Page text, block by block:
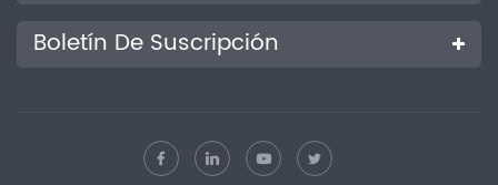
Boletín De Suscripción